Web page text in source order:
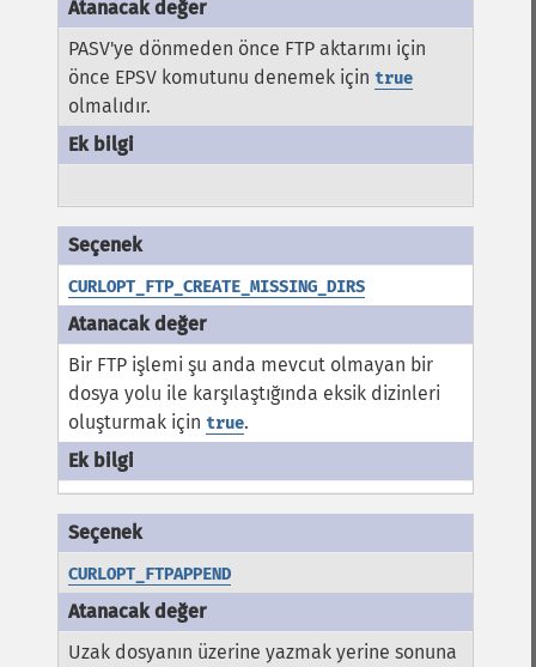
PASV'ye dönmeden önce FTP aktarımı için
önce EPSV komutunu denemek için true
olmalıdır.
CURLOPT_FTP_CREATE_MISSING_DIRS
Bir FTP işlemi şu anda mevcut olmayan bir
dosya yolu ile karşılaştığında eksik dizinleri
oluşturmak için true.
CURLOPT_FTPAPPEND
Uzak dosyanın üzerine yazmak yerine sonuna